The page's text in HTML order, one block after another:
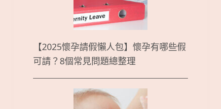
【2025懷孕請假懶人包】懷孕有哪些假
可請？8個常見問題總整理